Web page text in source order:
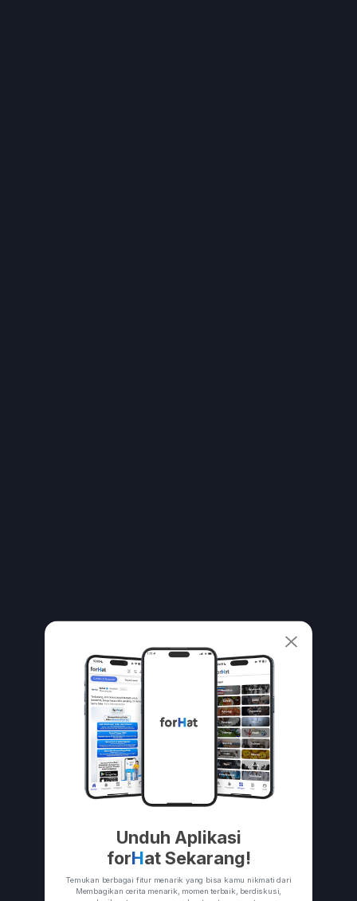
Unduh Aplikasi
forHat Sekarang!
Temukan berbagai fitur menarik yang bisa kamu nikmati dari
Membagikan cerita menarik, momen terbaik, berdiskusi,